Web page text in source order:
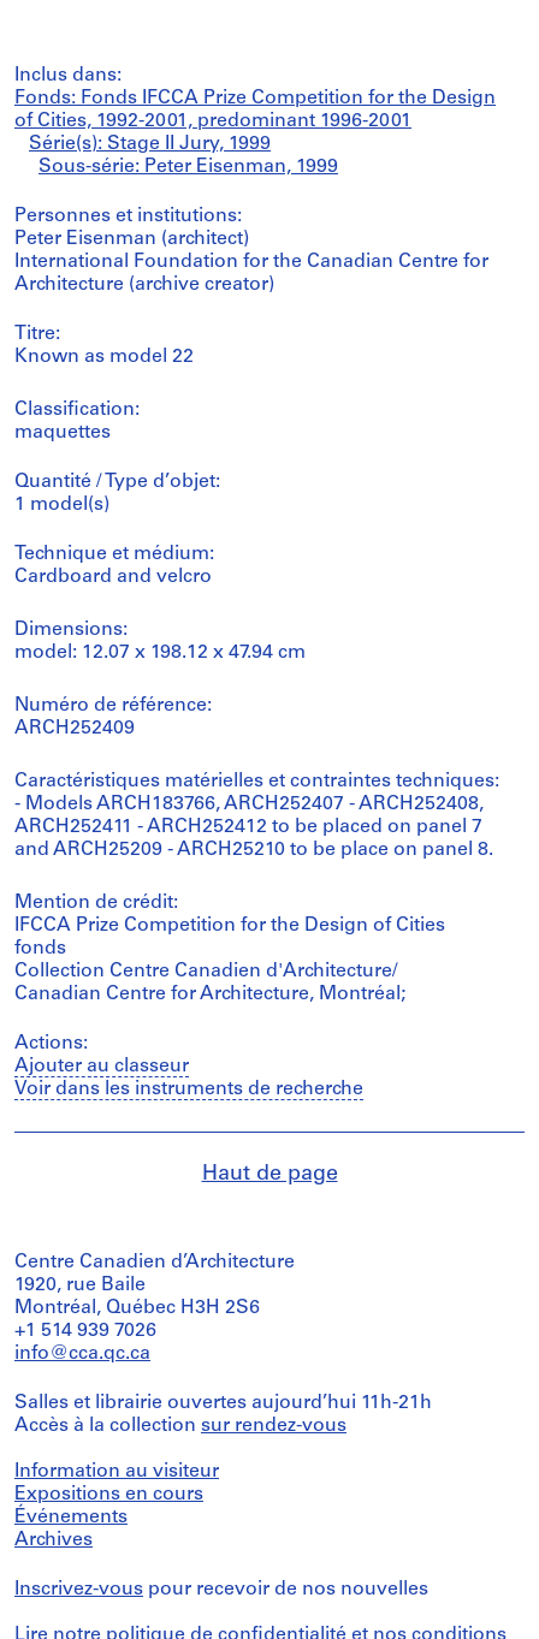
Inclus dans:
Fonds: Fonds IFCCA Prize Competition for the Design
of Cities, 1992-2001, predominant 1996-2001
Série(s): Stage II Jury, 1999
Sous-série: Peter Eisenman, 1999
Personnes et institutions:
Peter Eisenman (architect)
International Foundation for the Canadian Centre for
Architecture (archive creator)
Titre:
Known as model 22
Classification:
maquettes
Quantité / Type d’objet:
1 model(s)
Technique et médium:
Cardboard and velcro
Dimensions:
model: 12.07 x 198.12 x 47.94 cm
Numéro de référence:
ARCH252409
Caractéristiques matérielles et contraintes techniques:
- Models ARCH183766, ARCH252407 - ARCH252408,
ARCH252411 - ARCH252412 to be placed on panel 7
and ARCH25209 - ARCH25210 to be place on panel 8.
Mention de crédit:
IFCCA Prize Competition for the Design of Cities
fonds
Collection Centre Canadien d'Architecture/
Canadian Centre for Architecture, Montréal;
Actions:
Ajouter au classeur
Voir dans les instruments de recherche
Haut de page
Centre Canadien d’Architecture
1920, rue Baile
Montréal, Québec H3H 2S6
+1 514 939 7026
info@cca.qc.ca
Salles et librairie ouvertes aujourd’hui 11h-21h
Accès à la collection sur rendez-vous
Information au visiteur
Expositions en cours
Événements
Archives
Inscrivez-vous pour recevoir de nos nouvelles